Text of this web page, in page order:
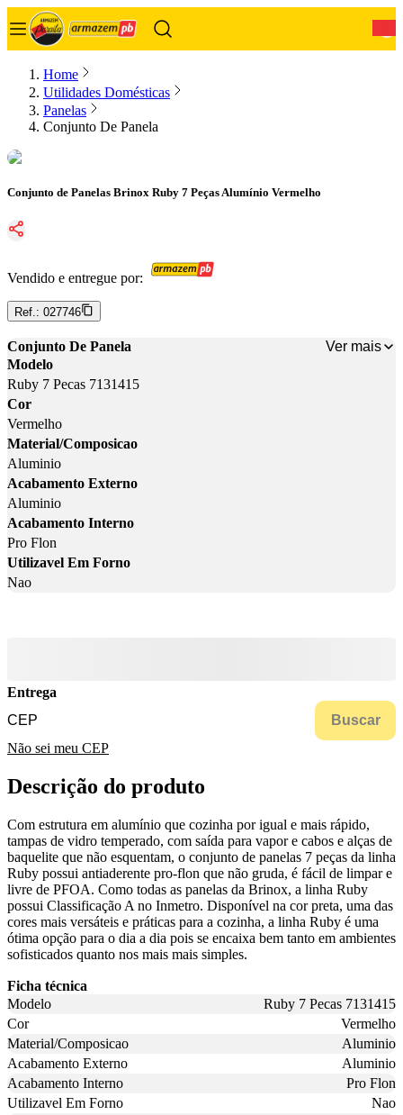
Home
Utilidades Domésticas
Panelas
Conjunto De Panela
Conjunto de Panelas Brinox Ruby 7 Peças Alumínio Vermelho
Vendido e entregue por:
Ref.: 027746
Conjunto De Panela
Ver mais
Modelo
Ruby 7 Pecas 7131415
Cor
Vermelho
Material/Composicao
Aluminio
Acabamento Externo
Aluminio
Acabamento Interno
Pro Flon
Utilizavel Em Forno
Nao
Entrega
Buscar
Não sei meu CEP
Descrição do produto
Com estrutura em alumínio que cozinha por igual e mais rápido,
tampas de vidro temperado, com saída para vapor e cabos e alças de
baquelite que não esquentam, o conjunto de panelas 7 peças da linha
Ruby possui antiaderente pro-flon que não gruda, é fácil de limpar e
livre de PFOA. Como todas as panelas da Brinox, a linha Ruby
possui Classificação A no Inmetro. Disponível na cor preta, uma das
cores mais versáteis e práticas para a cozinha, a linha Ruby é uma
ótima opção para o dia a dia pois se encaixa bem tanto em ambientes
sofisticados quanto nos mais mais simples.
Ficha técnica
Modelo
Ruby 7 Pecas 7131415
Cor
Vermelho
Material/Composicao
Aluminio
Acabamento Externo
Aluminio
Acabamento Interno
Pro Flon
Utilizavel Em Forno
Nao